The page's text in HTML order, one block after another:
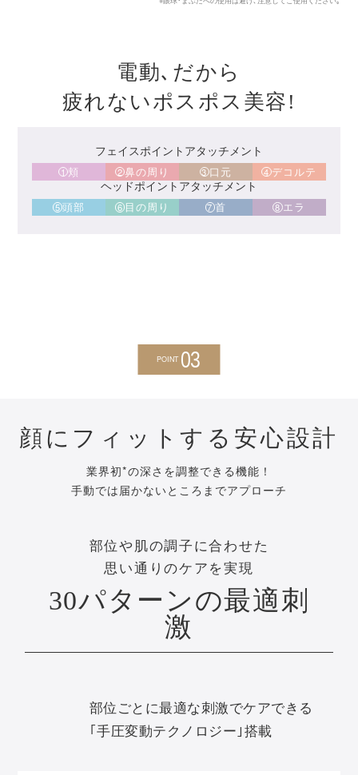
電動､だから
疲れないポスポス美容!
フェイスポイントアタッチメント
頬 鼻の周り 口元 デコルテ
ヘッドポイントアタッチメント
頭部 目の周り 首 エラ
POINT 03
顔にフィットする安心設計
業界初*の深さを調整できる機能！
手動では届かないところまでアプローチ
部位や肌の調子に合わせた
思い通りのケアを実現
30パターンの最適刺
激
部位ごとに最適な刺激でケアできる
｢手圧変動テクノロジー｣搭載